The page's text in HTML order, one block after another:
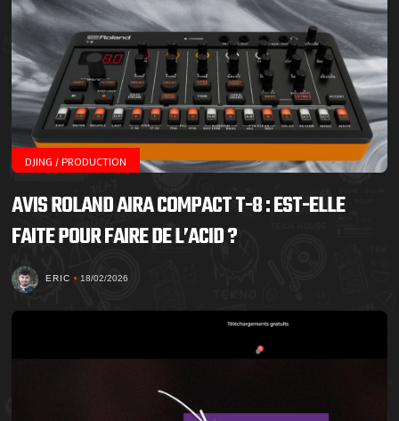
DJING / PRODUCTION
AVIS ROLAND AIRA COMPACT T-8 : EST-ELLE
FAITE POUR FAIRE DE L’ACID ?
ERIC 18/02/2026